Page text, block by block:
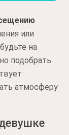
или
на
подобрать
атмосферу